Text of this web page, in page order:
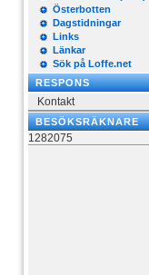
Österbotten
Dagstidningar
Links
Länkar
Sök på Loffe.net
RESPONS
Kontakt
BESÖKSRÄKNARE
1282075